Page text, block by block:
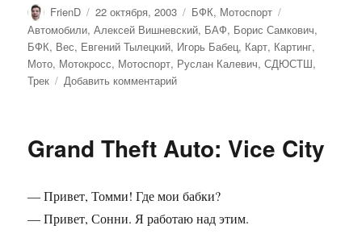
Автор
FrienD Опубликовано
22 октября, 2003 Рубрики
БФК, Мотоспорт
Автомобили,Алексей Вишневский, БАФ, Борис Самкович,
БФК, Вес, Евгений Тылецкий, Игорь Бабец, Карт, Картинг,
Мото, Мотокросс, Мотоспорт, Руслан Калевич,СДЮСТШ,
Трек
Добавить комментарийк
уикенд.
Grand Theft Auto: Vice City
— Привет, Томми! Где мои бабки?
— Привет, Сонни. Я работаю над этим.